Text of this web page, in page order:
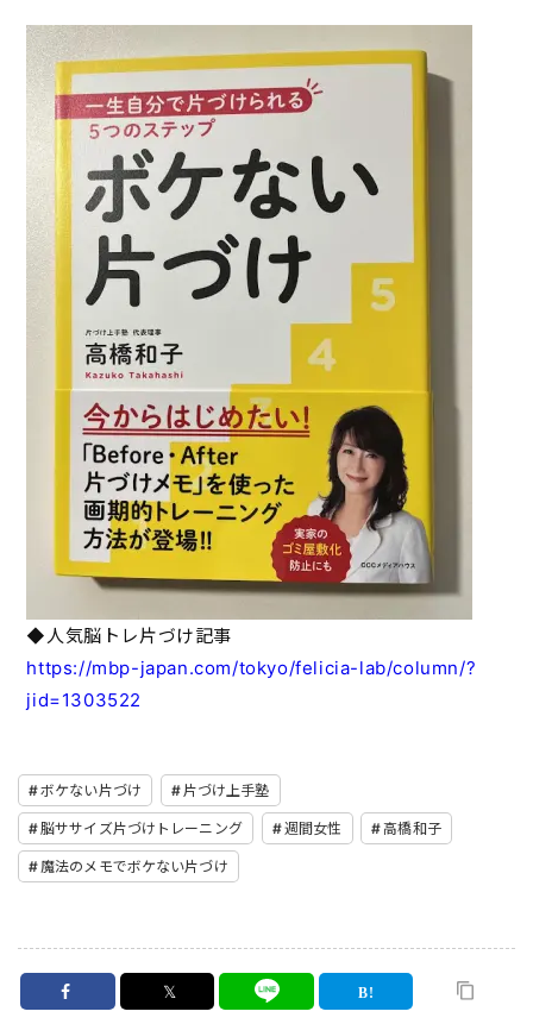
◆人気脳トレ片づけ記事
https://mbp-japan.com/tokyo/felicia-lab/column/?
jid=1303522
ボケない片づけ 片づけ上手塾
脳ササイズ片づけトレーニング 週間女性 高橋和子
魔法のメモでボケない片づけ
𝕏